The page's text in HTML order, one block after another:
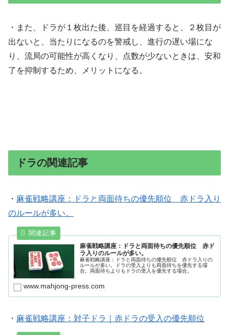
・また、ドラが１枚出た後、巡目を経過すると、２枚目が
出ないと、当たりになるのを警戒し、進行の遅い場にな
り、流局の可能性が高くなり、点数が少ないときは、安和
了を抑制するため、メリットになる。
ドラの関連記事
・ 麻雀戦略講座：ドラと両面待ちの優先順位 赤ドラ入り
のルールが多い。
麻雀戦略講座：ドラと両面待ちの優先順位 赤ド
ラ入りのルールが多い。
麻雀戦略講座：ドラと両面待ちの優先順位 赤ドラ入りの
ルールが多い。ドラの受入よりも両面待ちを優先する場
合。両面待ちよりもドラの受入を優先する場合。
www.mahjong-press.com
・ 麻雀戦略講座：対子ドラ｜赤ドラの受入の優先順位